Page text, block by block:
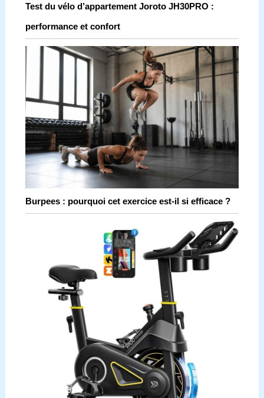
Test du vélo d’appartement Joroto JH30PRO :
performance et confort
Burpees : pourquoi cet exercice est-il si efficace ?